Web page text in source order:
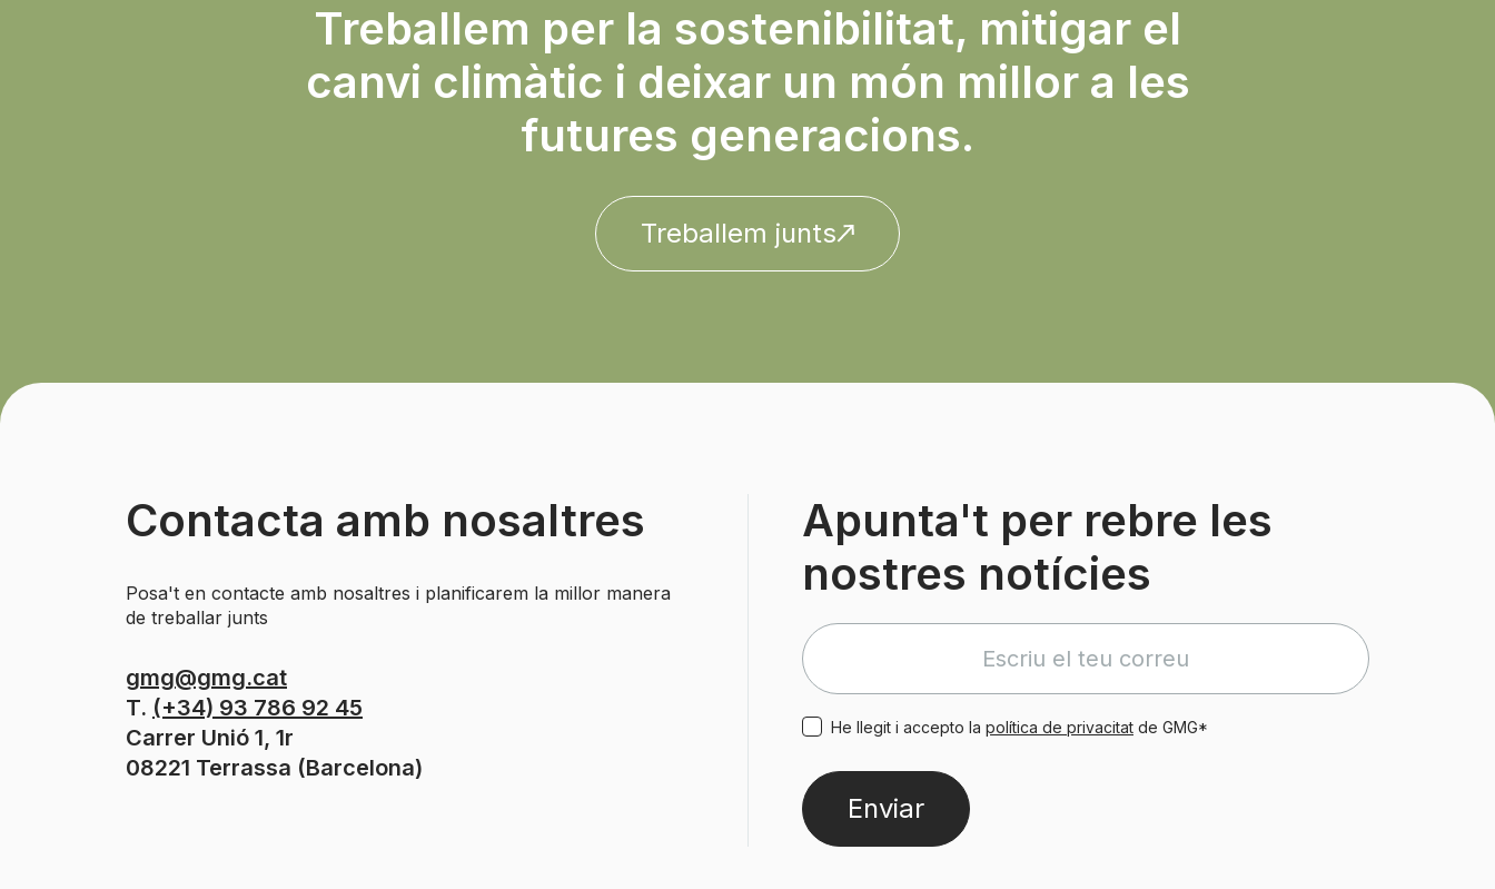
Treballem per la sostenibilitat, mitigar el
canvi climàtic i deixar un món millor a les
futures generacions.
Treballem junts
Contacta amb nosaltres
Posa't en contacte amb nosaltres i planificarem la millor manera
de treballar junts
gmg@gmg.cat
T. (+34) 93 786 92 45
Carrer Unió 1, 1r
08221 Terrassa (Barcelona)
Apunta't per rebre les
nostres notícies
He llegit i accepto la política de privacitat de GMG*